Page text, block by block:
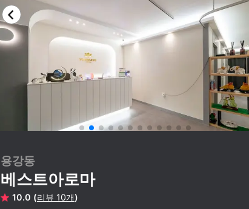
용강동
베스트아로마
10.0 (리뷰 10개)